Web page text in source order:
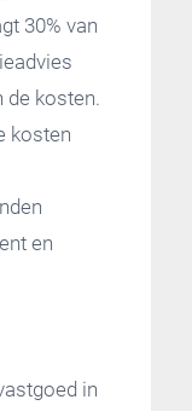
30% van
de kosten.
kosten
en
in